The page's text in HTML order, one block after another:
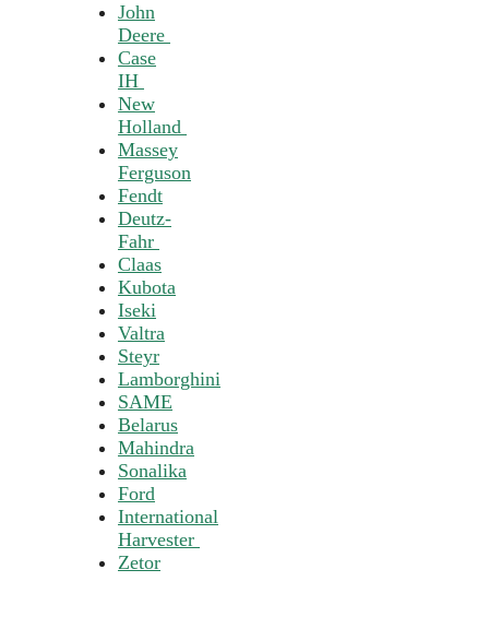
John
Deere
Case
IH
New
Holland
Massey
Ferguson
Fendt
Deutz-
Fahr
Claas
Kubota
Iseki
Valtra
Steyr
Lamborghini
SAME
Belarus
Mahindra
Sonalika
Ford
International
Harvester
Zetor